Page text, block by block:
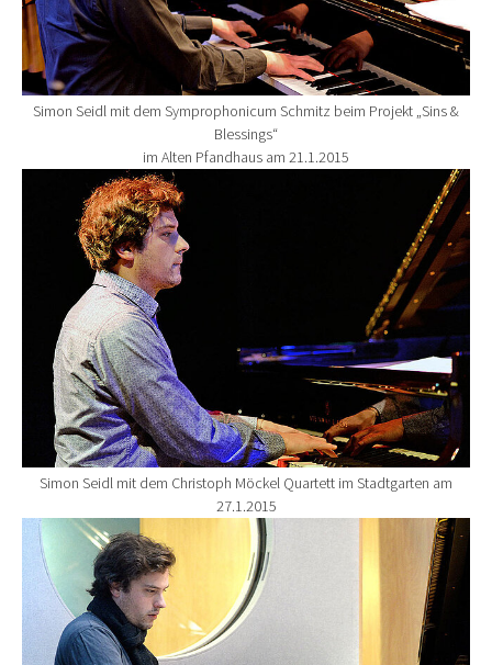
Simon Seidl mit dem Symprophonicum Schmitz beim Projekt „Sins &
Blessings“
im Alten Pfandhaus am 21.1.2015
Show larger version for:
Simon Seidl mit dem Christoph Möckel Quartett im Stadtgarten am
27.1.2015
Show larger version for: